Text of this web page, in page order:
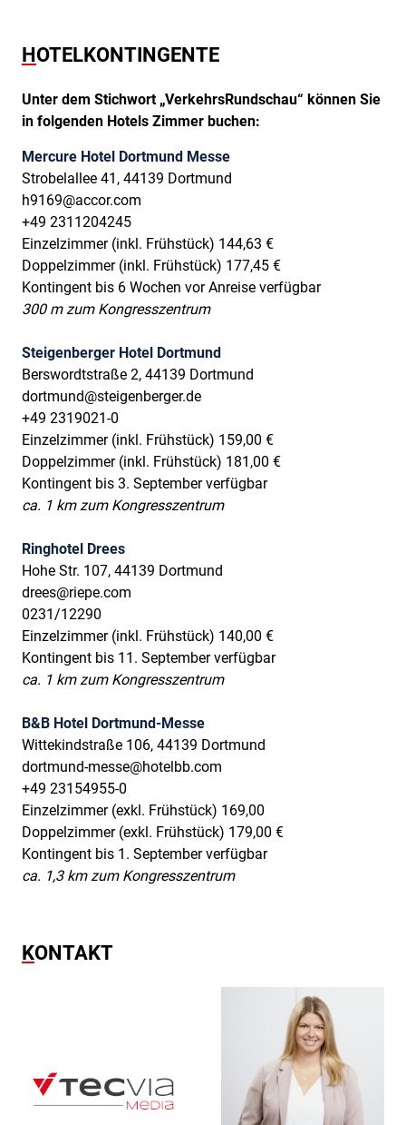
HOTELKONTINGENTE
Unter dem Stichwort „VerkehrsRundschau“ können Sie
in folgenden Hotels Zimmer buchen:
Mercure Hotel Dortmund Messe
Strobelallee 41, 44139 Dortmund
h9169@accor.com
+49 2311204245
Einzelzimmer (inkl. Frühstück) 144,63 €
Doppelzimmer (inkl. Frühstück) 177,45 €
Kontingent bis 6 Wochen vor Anreise verfügbar
300 m zum Kongresszentrum
Steigenberger Hotel Dortmund
Berswordtstraße 2, 44139 Dortmund
dortmund@steigenberger.de
+49 2319021-0
Einzelzimmer (inkl. Frühstück) 159,00 €
Doppelzimmer (inkl. Frühstück) 181,00 €
Kontingent bis 3. September verfügbar
ca. 1 km zum Kongresszentrum
Ringhotel Drees
Hohe Str. 107, 44139 Dortmund
drees@riepe.com
0231/12290
Einzelzimmer (inkl. Frühstück) 140,00 €
Kontingent bis 11. September verfügbar
ca. 1 km zum Kongresszentrum
B&B Hotel Dortmund-Messe
Wittekindstraße 106, 44139 Dortmund
dortmund-messe@hotelbb.com
+49 23154955-0
Einzelzimmer (exkl. Frühstück) 169,00
Doppelzimmer (exkl. Frühstück) 179,00 €
Kontingent bis 1. September verfügbar
ca. 1,3 km zum Kongresszentrum
KONTAKT